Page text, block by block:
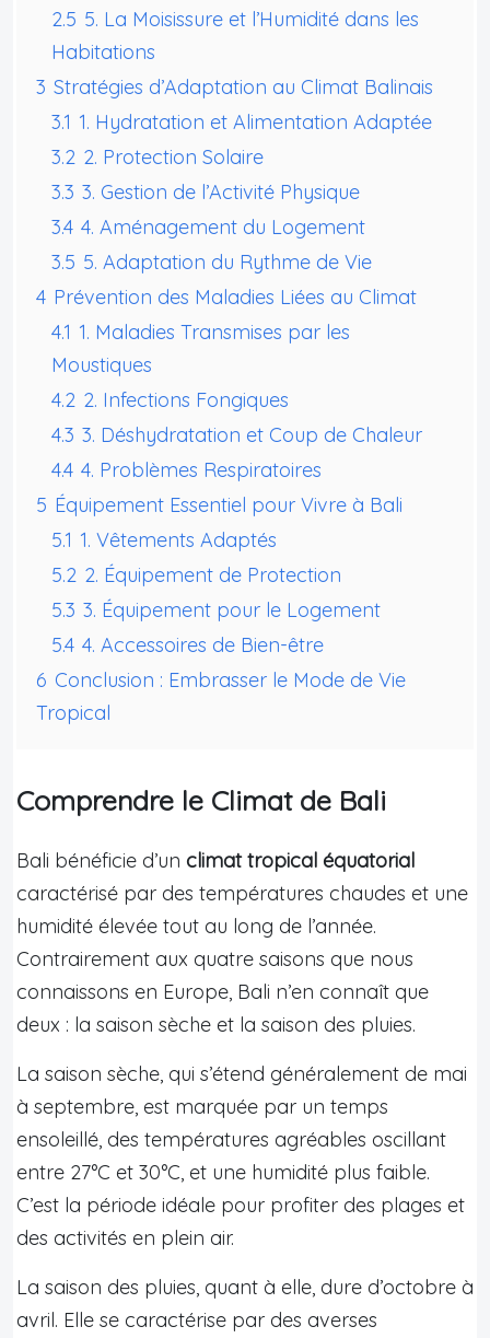
2.5 5. La Moisissure et l’Humidité dans les
Habitations
3 Stratégies d’Adaptation au Climat Balinais
3.1 1. Hydratation et Alimentation Adaptée
3.2 2. Protection Solaire
3.3 3. Gestion de l’Activité Physique
3.4 4. Aménagement du Logement
3.5 5. Adaptation du Rythme de Vie
4 Prévention des Maladies Liées au Climat
4.1 1. Maladies Transmises par les
Moustiques
4.2 2. Infections Fongiques
4.3 3. Déshydratation et Coup de Chaleur
4.4 4. Problèmes Respiratoires
5 Équipement Essentiel pour Vivre à Bali
5.1 1. Vêtements Adaptés
5.2 2. Équipement de Protection
5.3 3. Équipement pour le Logement
5.4 4. Accessoires de Bien-être
6 Conclusion : Embrasser le Mode de Vie
Tropical
Comprendre le Climat de Bali
Bali bénéficie d’un climat tropical équatorial
caractérisé par des températures chaudes et une
humidité élevée tout au long de l’année.
Contrairement aux quatre saisons que nous
connaissons en Europe, Bali n’en connaît que
deux : la saison sèche et la saison des pluies.
La saison sèche, qui s’étend généralement de mai
à septembre, est marquée par un temps
ensoleillé, des températures agréables oscillant
entre 27°C et 30°C, et une humidité plus faible.
C’est la période idéale pour profiter des plages et
des activités en plein air.
La saison des pluies, quant à elle, dure d’octobre à
avril. Elle se caractérise par des averses